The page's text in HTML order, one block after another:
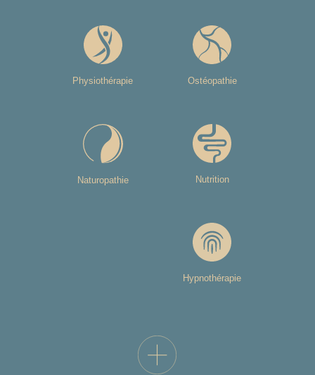
Physiothérapie Ostéopathie
Naturopathie Nutrition
Hypnothérapie